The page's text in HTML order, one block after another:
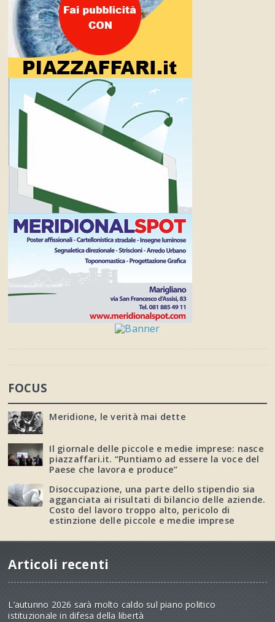
FOCUS
Meridione, le verità mai dette
Il giornale delle piccole e medie imprese: nasce
piazzaffari.it. “Puntiamo ad essere la voce del
Paese che lavora e produce”
Disoccupazione, una parte dello stipendio sia
agganciata ai risultati di bilancio delle aziende.
Costo del lavoro troppo alto, pericolo di
estinzione delle piccole e medie imprese
Articoli recenti
L’autunno 2026 sarà molto caldo sul piano politico
istituzionale in difesa della libertà